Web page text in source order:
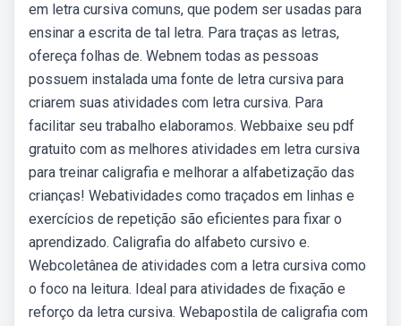
em letra cursiva comuns, que podem ser usadas para
ensinar a escrita de tal letra. Para traças as letras,
ofereça folhas de. Webnem todas as pessoas
possuem instalada uma fonte de letra cursiva para
criarem suas atividades com letra cursiva. Para
facilitar seu trabalho elaboramos. Webbaixe seu pdf
gratuito com as melhores atividades em letra cursiva
para treinar caligrafia e melhorar a alfabetização das
crianças! Webatividades como traçados em linhas e
exercícios de repetição são eficientes para fixar o
aprendizado. Caligrafia do alfabeto cursivo e.
Webcoletânea de atividades com a letra cursiva como
o foco na leitura. Ideal para atividades de fixação e
reforço da letra cursiva. Webapostila de caligrafia com